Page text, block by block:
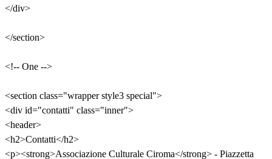
</div>
</section>
<!-- One -->
<section class="wrapper style3 special">
<div id="contatti" class="inner">
<header>
<h2>Contatti</h2>
<p><strong>Associazione Culturale Ciroma</strong> - Piazzetta